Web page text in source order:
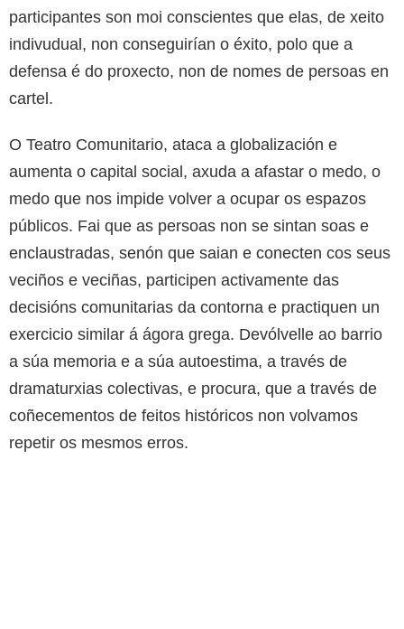
participantes son moi conscientes que elas, de xeito
indivudual, non conseguirían o éxito, polo que a
defensa é do proxecto, non de nomes de persoas en
cartel.
O Teatro Comunitario, ataca a globalización e
aumenta o capital social, axuda a afastar o medo, o
medo que nos impide volver a ocupar os espazos
públicos. Fai que as persoas non se sintan soas e
enclaustradas, senón que saian e conecten cos seus
veciños e veciñas, participen activamente das
decisións comunitarias da contorna e practiquen un
exercicio similar á ágora grega. Devólvelle ao barrio
a súa memoria e a súa autoestima, a través de
dramaturxias colectivas, e procura, que a través de
coñecementos de feitos históricos non volvamos
repetir os mesmos erros.